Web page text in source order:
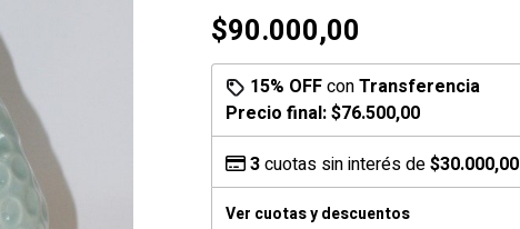
$90.000,00
15% OFFconTransferencia
Precio final:$76.500,00
3cuotas sin interés de$30.000,00
Ver cuotas y descuentos